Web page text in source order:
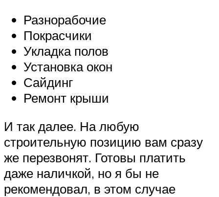
Разнорабочие
Покрасчики
Укладка полов
Установка окон
Сайдинг
Ремонт крыши
И так далее. На любую
строительную позицию вам сразу
же перезвонят. Готовы платить
даже наличкой, но я бы не
рекомендовал, в этом случае